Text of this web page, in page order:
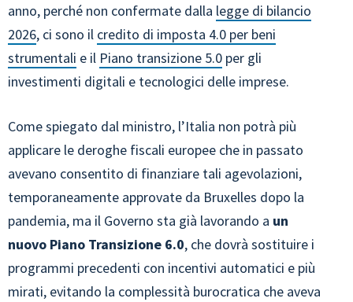
anno, perché non confermate dalla legge di bilancio
2026, ci sono il credito di imposta 4.0 per beni
strumentali e il Piano transizione 5.0 per gli
investimenti digitali e tecnologici delle imprese.
Come spiegato dal ministro, l’Italia non potrà più
applicare le deroghe fiscali europee che in passato
avevano consentito di finanziare tali agevolazioni,
temporaneamente approvate da Bruxelles dopo la
pandemia, ma il Governo sta già lavorando a un
nuovo Piano Transizione 6.0, che dovrà sostituire i
programmi precedenti con incentivi automatici e più
mirati, evitando la complessità burocratica che aveva